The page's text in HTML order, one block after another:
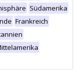
Südamerika
Frankreich